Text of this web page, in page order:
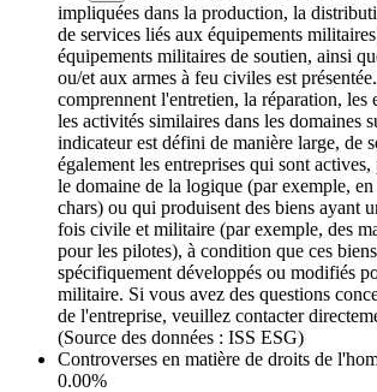
impliquées dans la production, la
de services liés aux équipements
équipements militaires de soutien, ainsi
ou/et aux armes à feu civiles est
comprennent l'entretien, la réparation, les
les activités similaires dans les domaines
indicateur est défini de manière large, de
également les entreprises qui sont
le domaine de la logique (par exemple, en
chars) ou qui produisent des biens ayant
fois civile et militaire (par exemple, des
pour les pilotes), à condition que ces
spécifiquement développés ou modifiés
militaire. Si vous avez des questions
de l'entreprise, veuillez contacter
(Source des données : ISS ESG)
Controverses en matière de droits de
0.00%